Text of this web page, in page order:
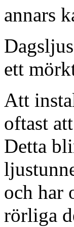
annars
ett
Att
oftast
Detta
och har
rörliga